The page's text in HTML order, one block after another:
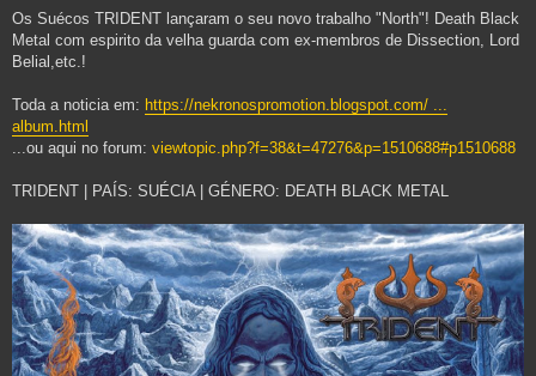
n
s
g
Os Suécos TRIDENT lançaram o seu novo trabalho "North"! Death Black
Metal com espirito da velha guarda com ex-membros de Dissection, Lord
Belial,etc.!
Toda a noticia em: https://nekronospromotion.blogspot.com/ ...
album.html
...ou aqui no forum: viewtopic.php?f=38&t=47276&p=1510688#p1510688
TRIDENT | PAÍS: SUÉCIA | GÉNERO: DEATH BLACK METAL